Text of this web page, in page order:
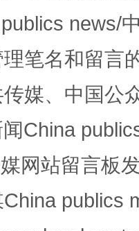
news/
笔名和留言
媒、中国公
China
网站留言板
publics